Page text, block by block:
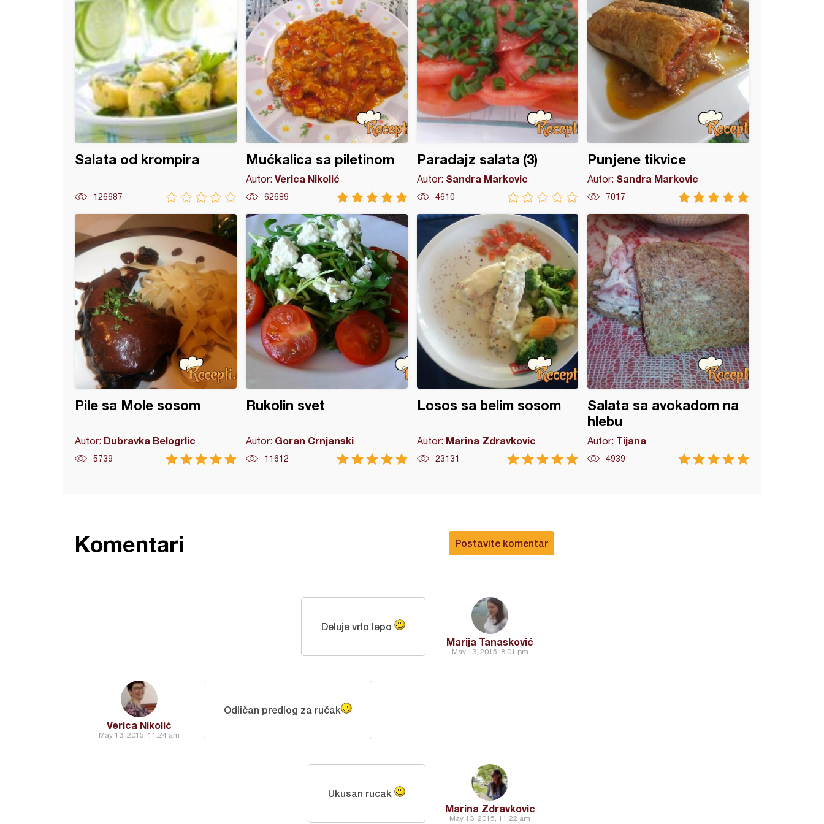
Salata od krompira
126687
Mućkalica sa piletinom
Autor: Verica Nikolić
62689
Paradajz salata (3)
Autor: Sandra Markovic
4610
Punjene tikvice
Autor: Sandra Markovic
7017
Pile sa Mole sosom
Autor: Dubravka Belogrlic
5739
Rukolin svet
Autor: Goran Crnjanski
11612
Losos sa belim sosom
Autor: Marina Zdravkovic
23131
Salata sa avokadom na
hlebu
Autor: Tijana
4939
sa avokadom na hlebu
Postavite komentar
Komentari
Marija Tanasković
May 13, 2015, 8:01 pm
Deluje vrlo lepo
Verica Nikolić
May 13, 2015, 11:24 am
Odličan predlog za ručak
Marina Zdravkovic
May 13, 2015, 11:22 am
Ukusan rucak